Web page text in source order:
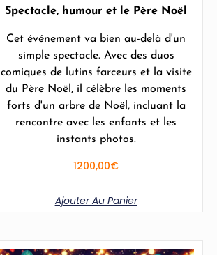
Spectacle, humour et le Père Noël
Cet événement va bien au-delà d'un
simple spectacle. Avec des duos
comiques de lutins farceurs et la visite
du Père Noël, il célèbre les moments
forts d'un arbre de Noël, incluant la
rencontre avec les enfants et les
instants photos.
1200,00€
Ajouter Au Panier